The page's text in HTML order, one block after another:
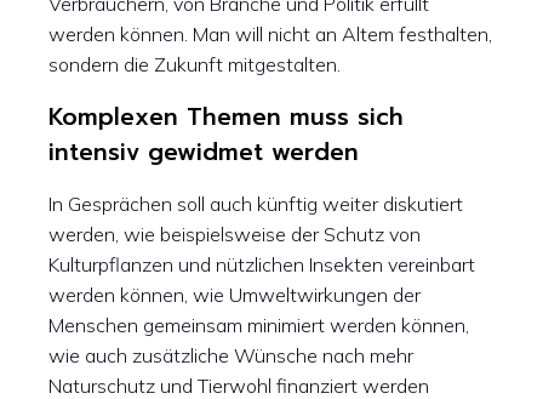
werden können. Man will nicht an Altem festhalten,
sondern die Zukunft mitgestalten.
Komplexen Themen muss sich
intensiv gewidmet werden
In Gesprächen soll auch künftig weiter diskutiert
werden, wie beispielsweise der Schutz von
Kulturpflanzen und nützlichen Insekten vereinbart
werden können, wie Umweltwirkungen der
Menschen gemeinsam minimiert werden können,
wie auch zusätzliche Wünsche nach mehr
Naturschutz und Tierwohl finanziert werden